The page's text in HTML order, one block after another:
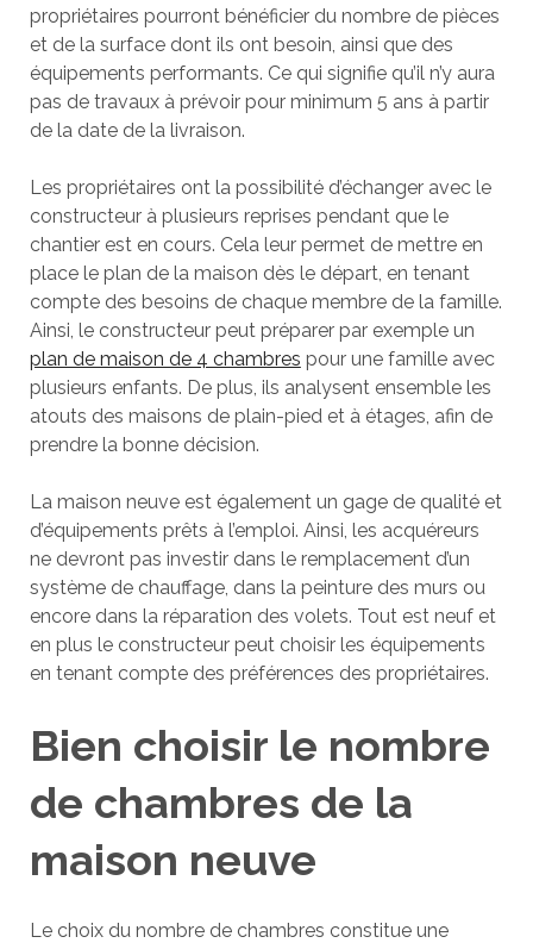
propriétaires pourront bénéficier du nombre de pièces
et de la surface dont ils ont besoin, ainsi que des
équipements performants. Ce qui signifie qu’il n’y aura
pas de travaux à prévoir pour minimum 5 ans à partir
de la date de la livraison.
Les propriétaires ont la possibilité d’échanger avec le
constructeur à plusieurs reprises pendant que le
chantier est en cours. Cela leur permet de mettre en
place le plan de la maison dès le départ, en tenant
compte des besoins de chaque membre de la famille.
Ainsi, le constructeur peut préparer par exemple un
plan de maison de 4 chambres pour une famille avec
plusieurs enfants. De plus, ils analysent ensemble les
atouts des maisons de plain-pied et à étages, afin de
prendre la bonne décision.
La maison neuve est également un gage de qualité et
d’équipements prêts à l’emploi. Ainsi, les acquéreurs
ne devront pas investir dans le remplacement d’un
système de chauffage, dans la peinture des murs ou
encore dans la réparation des volets. Tout est neuf et
en plus le constructeur peut choisir les équipements
en tenant compte des préférences des propriétaires.
Bien choisir le nombre
de chambres de la
maison neuve
Le choix du nombre de chambres constitue une